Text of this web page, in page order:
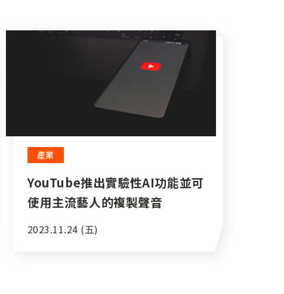
產業
YouTube推出實驗性AI功能並可
使用主流藝人的複製聲音
2023.11.24 (五)